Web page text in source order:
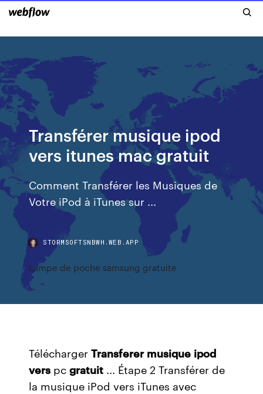
Transférer musique ipod
vers itunes mac gratuit
Comment Transférer les Musiques de
Votre iPod à iTunes sur ...
STORMSOFTSNBWH.WEB.APP
Lampe de poche samsung gratuite
TéléchargerTransferer musique ipod
vers pcgratuit ... Étape 2 Transférer de
la musique iPod vers iTunes avec